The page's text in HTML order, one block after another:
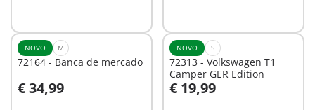
NOVO M
72164 - Banca de mercado
€ 34,99
NOVO S
72313 - Volkswagen T1
Camper GER Edition
€ 19,99
Ao carrinho